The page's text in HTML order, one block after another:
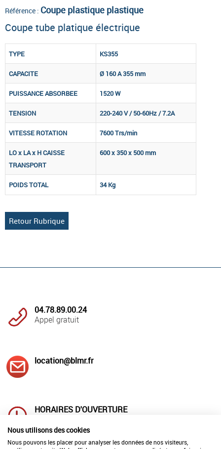
Référence : Coupe plastique plastique
Coupe tube platique électrique
TYPE KS355
CAPACITE Ø 160 A 355 mm
PUISSANCE ABSORBEE 1520 W
TENSION 220-240 V / 50-60Hz / 7.2A
VITESSE ROTATION 7600 Trs/min
LO x LA x HCAISSE
TRANSPORT
600 x 350 x 500 mm
POIDS TOTAL 34 Kg
Retour Rubrique
04.78.89.00.24
Appel gratuit
location@blmr.fr
HORAIRES D'OUVERTURE
et 14h à 18h00
Vendredi : 8h00 à 12h00 et 14h00 à 17h00
Nous utilisons des cookies
Nous pouvons les placer pour analyser les données de nos visiteurs,